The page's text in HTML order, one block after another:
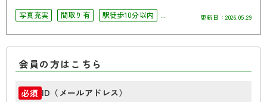
写真充実
間取り有
駅徒歩10分以内
更新日： 2026.05.29
会員の方はこちら
必須 ID（メールアドレス）